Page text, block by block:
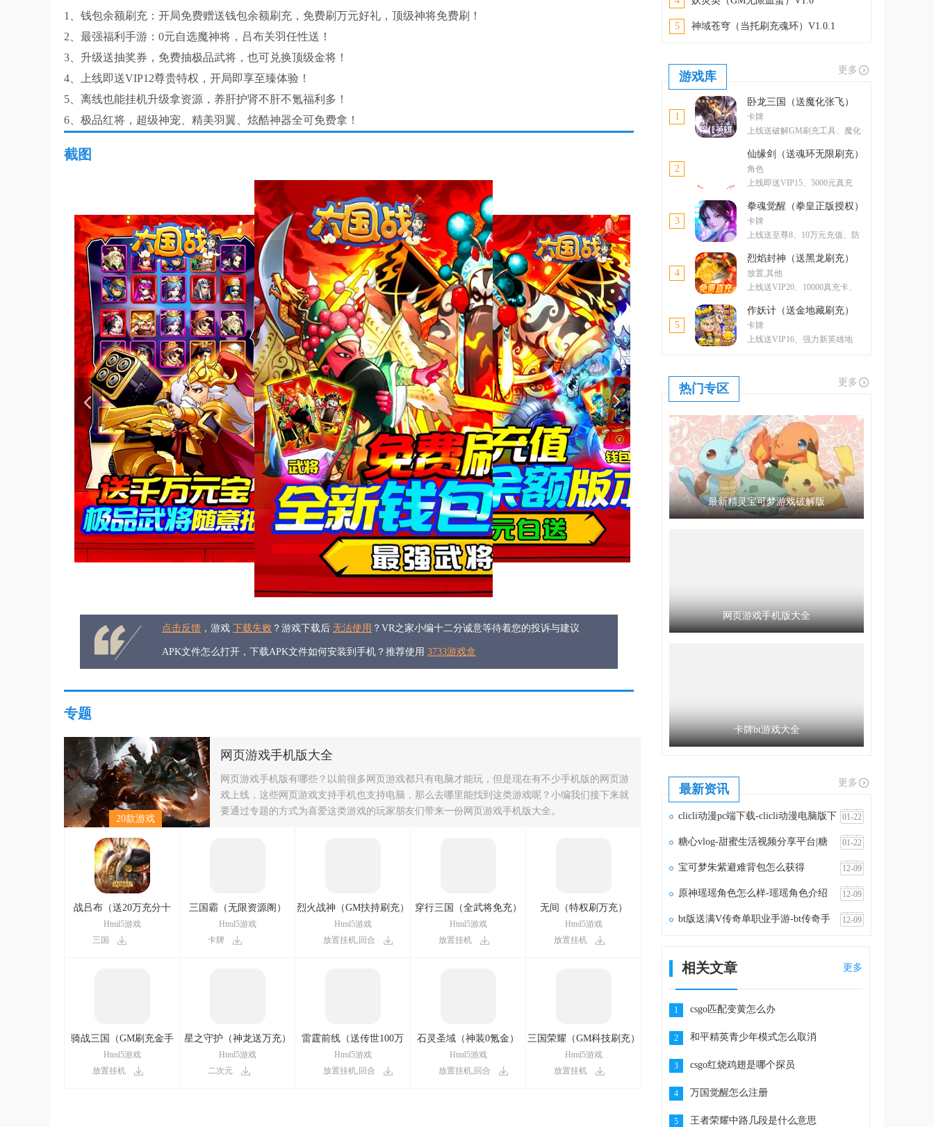
1、钱包余额刷充：开局免费赠送钱包余额刷充，免费刷万元好礼，顶级神将免费刷！
2、最强福利手游：0元自选魔神将，吕布关羽任性送！
3、升级送抽奖券，免费抽极品武将，也可兑换顶级金将！
4、上线即送VIP12尊贵特权，开局即享至臻体验！
5、离线也能挂机升级拿资源，养肝护肾不肝不氪福利多！
6、极品红将，超级神宠、精美羽翼、炫酷神器全可免费拿！
截图
点击反馈 ，游戏 下载失败 ？游戏下载后 无法使用 ？VR之家小编十二分诚意等待着您的投诉与建议
APK文件怎么打开，下载APK文件如何安装到手机？推荐使用 3733游戏盒
专题
20款游戏
网页游戏手机版大全
网页游戏手机版有哪些？以前很多网页游戏都只有电脑才能玩，但是现在有不少手机版的网页游
戏上线，这些网页游戏支持手机也支持电脑，那么去哪里能找到这类游戏呢？小编我们接下来就
要通过专题的方式为喜爱这类游戏的玩家朋友们带来一份网页游戏手机版大全。
战吕布（送20万充分十
亿）
Html5游戏
三国
三国霸（无限资源阁）
Html5游戏
卡牌
烈火战神（GM扶持刷充）
Html5游戏
放置挂机,回合
穿行三国（全武将免充）
Html5游戏
放置挂机
无间（特权刷万充）
Html5游戏
放置挂机
骑战三国（GM刷充金手
指）
Html5游戏
放置挂机
星之守护（神龙送万充）
Html5游戏
二次元
雷霆前线（送传世100万
充）
Html5游戏
放置挂机,回合
石灵圣域（神装0氪金）
Html5游戏
放置挂机,回合
三国荣耀（GM科技刷充）
Html5游戏
放置挂机
5 神域苍穹（当托刷充魂环）V1.0.1
游戏库 更多
1
卧龙三国（送魔化张飞）
卡牌
上线送破解GM刷充工具、魔化·
2
仙缘剑（送魂环无限刷充）
角色
上线即送VIP15、5000元真充
3
拳魂觉醒（拳皇正版授权）
卡牌
上线送至尊8、10万元充值、防
4
烈焰封神（送黑龙刷充）
放置,其他
上线送VIP20、10000真充卡、
5
作妖计（送金地藏刷充）
卡牌
上线送VIP16、强力新英雄地
热门专区 更多
最新精灵宝可梦游戏破解版
网页游戏手机版大全
卡牌bt游戏大全
最新资讯 更多
01-22
clicli动漫pc端下载-clicli动漫电脑版下
01-22
糖心vlog-甜蜜生活视频分享平台|糖
12-09
宝可梦朱紫避难背包怎么获得
12-09
原神瑶瑶角色怎么样-瑶瑶角色介绍
12-09
bt版送满V传奇单职业手游-bt传奇手
相关文章 更多
1 csgo匹配变黄怎么办
2 和平精英青少年模式怎么取消
3 csgo红烧鸡翅是哪个探员
4 万国觉醒怎么注册
5 王者荣耀中路几段是什么意思